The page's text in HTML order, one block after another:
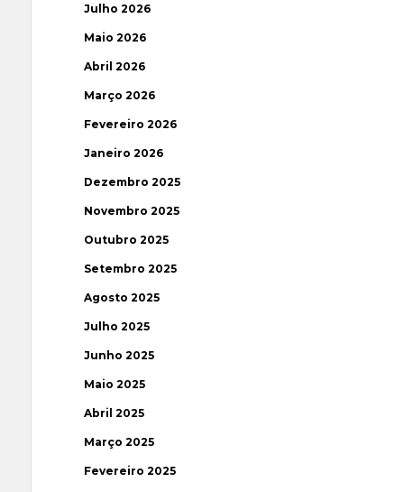
Julho 2026
Maio 2026
Abril 2026
Março 2026
Fevereiro 2026
Janeiro 2026
Dezembro 2025
Novembro 2025
Outubro 2025
Setembro 2025
Agosto 2025
Julho 2025
Junho 2025
Maio 2025
Abril 2025
Março 2025
Fevereiro 2025